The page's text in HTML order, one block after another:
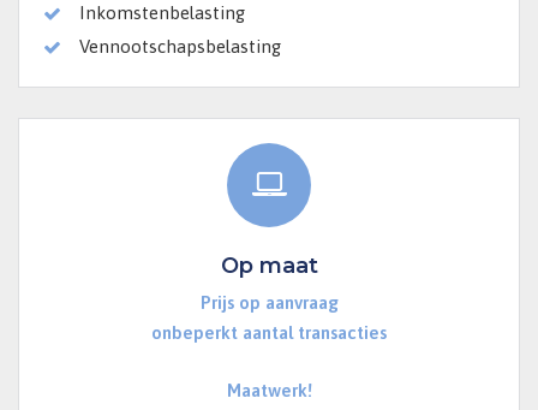
Inkomstenbelasting
Vennootschapsbelasting
Op maat
Prijs op aanvraag
onbeperkt aantal transacties
Maatwerk!